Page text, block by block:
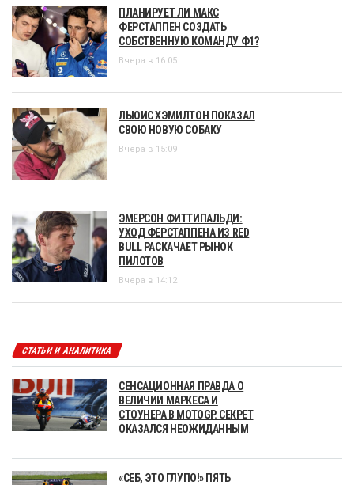
ПЛАНИРУЕТ ЛИ МАКС
ФЕРСТАППЕН СОЗДАТЬ
СОБСТВЕННУЮ КОМАНДУ Ф1?
Вчера в 16:05
ЛЬЮИС ХЭМИЛТОН ПОКАЗАЛ
СВОЮ НОВУЮ СОБАКУ
Вчера в 15:09
ЭМЕРСОН ФИТТИПАЛЬДИ:
УХОД ФЕРСТАППЕНА ИЗ RED
BULL РАСКАЧАЕТ РЫНОК
ПИЛОТОВ
Вчера в 14:12
СТАТЬИ И АНАЛИТИКА
СЕНСАЦИОННАЯ ПРАВДА О
ВЕЛИЧИИ МАРКЕСА И
СТОУНЕРА В MOTOGP. СЕКРЕТ
ОКАЗАЛСЯ НЕОЖИДАННЫМ
«СЕБ, ЭТО ГЛУПО!» ПЯТЬ